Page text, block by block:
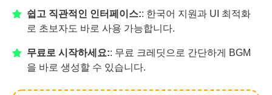
쉽고 직관적인 인터페이스:: 한국어 지원과 UI 최적화
로 초보자도 바로 사용 가능합니다.
무료로 시작하세요:: 무료 크레딧으로 간단하게 BGM
을 바로 생성할 수 있습니다.